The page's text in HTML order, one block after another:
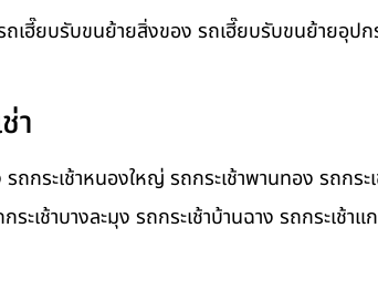
ถเฮี๊ยบรับขนย้ายสิ่งของ รถเฮี๊ยบรับขนย้ายอุ
า
ถกระเช้าหนองใหญ่ รถกระเช้าพานทอง รถกระ
ะเช้าบางละมุง รถกระเช้าบ้านฉาง รถกระเช้า